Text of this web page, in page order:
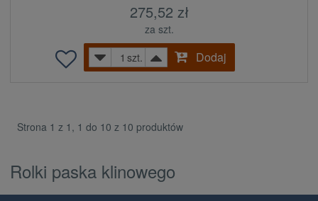
275,52 zł
za szt.
szt.
Dodaj
Strona 1 z 1, 1 do 10 z 10 produktów
Rolki paska klinowego